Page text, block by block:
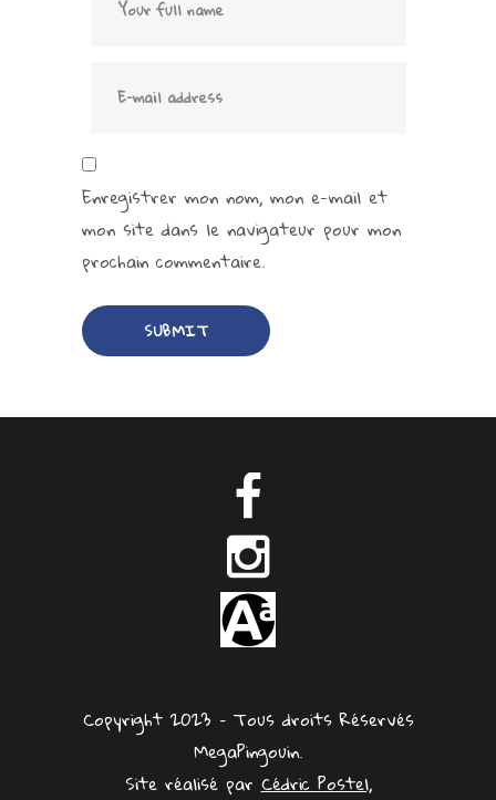
Enregistrer mon nom, mon e-mail et
mon site dans le navigateur pour mon
prochain commentaire.
Copyright 2023 – Tous droits Réservés
MegaPingouin.
Site réalisé parCédric Postel,